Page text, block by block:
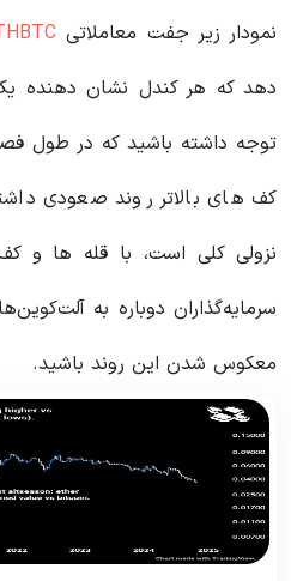
نمودار زیر جفت معاملاتی
دهد که هر کندل نشان دهنده
توجه داشته باشید که در طول
کف های بالاتر روند صعودی
نزولی کلی است، با قله ها و
سرمایه‌گذاران دوباره به
معکوس شدن این روند باشید.